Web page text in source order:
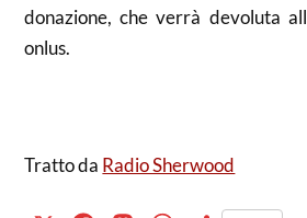
donazione, che verrà devoluta
onlus.
Tratto da Radio Sherwood